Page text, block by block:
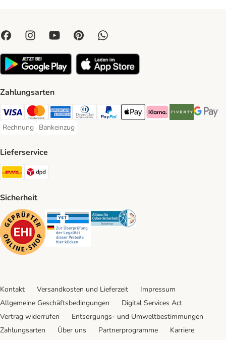
Zahlungsarten
Visa Payment Method
Mastercard Payment Method
American Express Payment Method
Diners Club Payment Method
PayPal Payment Method
Apple Pay Payment Method
Klarna Payment Method
Riverty Payment
Google
Rechnung
Rechnung Payment Method
Bankeinzug
Bankeinzug Payment Method
Lieferservice
DHL Shipping Method
Sicherheit
Security Security Security
Kontakt Versandkosten und Lieferzeit
Impressum
Allgemeine Geschäftsbedingungen
Digital Services Act
Vertrag widerrufen
Entsorgungs- und Umweltbestimmungen
Zahlungsarten
Über uns Partnerprogramme
Karriere